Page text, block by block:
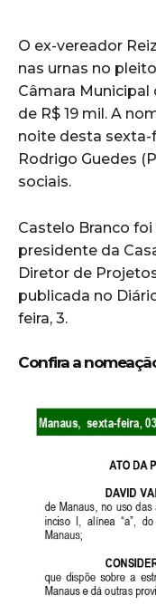
O ex-vereador
nas urnas no
Câmara
de R$ 19 mil. A
noite desta sexta-
Rodrigo Guedes
sociais.
Castelo Branco
presidente da
Diretor de
publicada no
feira, 3.
Confira a